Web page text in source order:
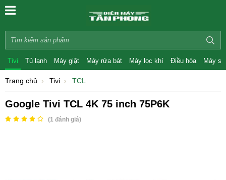
Tivi Tủ lạnh Máy giặt Máy rửa bát Máy lọc khí Điều hòa Máy
Trang chủ Tivi TCL
Google Tivi TCL 4K 75 inch 75P6K
(1 đánh giá)